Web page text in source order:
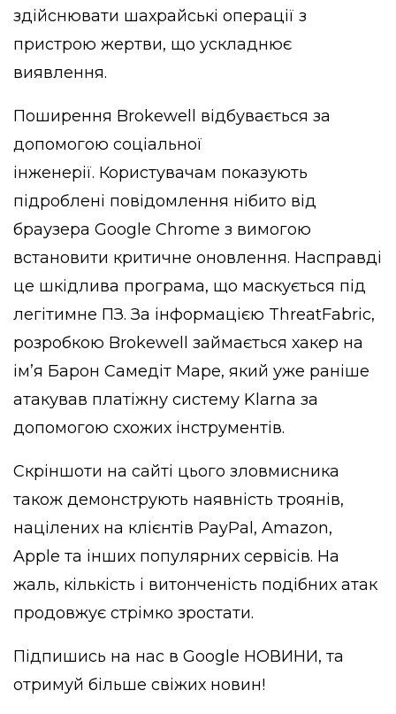
здійснювати шахрайські операції з
пристрою жертви, що ускладнює
виявлення.
Поширення Brokewell відбувається за
допомогою соціальної
інженерії. Користувачам показують
підроблені повідомлення нібито від
браузера Google Chrome з вимогою
встановити критичне оновлення. Насправді
це шкідлива програма, що маскується під
легітимне ПЗ. За інформацією ThreatFabric,
розробкою Brokewell займається хакер на
ім’я Барон Самедіт Маре, який уже раніше
атакував платіжну систему Klarna за
допомогою схожих інструментів.
Скріншоти на сайті цього зловмисника
також демонструють наявність троянів,
націлених на клієнтів PayPal, Amazon,
Apple та інших популярних сервісів. На
жаль, кількість і витонченість подібних атак
продовжує стрімко зростати.
Підпишись на нас в Google НОВИНИ, та
отримуй більше свіжих новин!